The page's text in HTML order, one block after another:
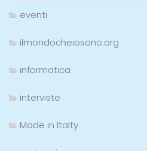
eventi
ilmondocheiosono.org
informatica
interviste
Made in Italty